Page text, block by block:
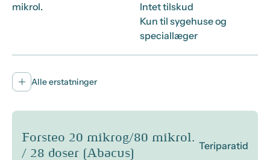
mikrol.
Intet tilskud
Kun til sygehuse og
speciallæger
Alle erstatninger
Forsteo 20 mikrog/80 mikrol.
/ 28 doser (Abacus)
Teriparatid